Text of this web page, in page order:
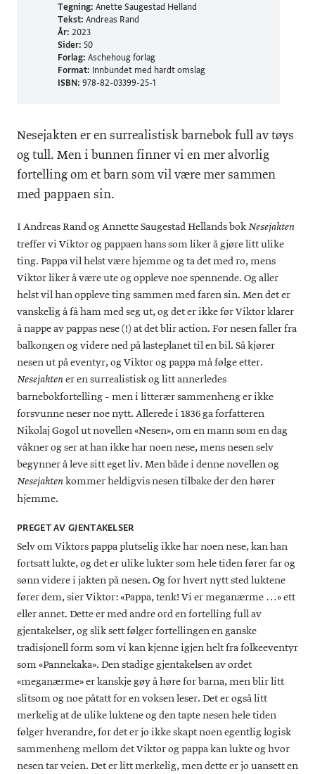
Tegning: Anette Saugestad Helland
Tekst: Andreas Rand
År: 2023
Sider: 50
Forlag: Aschehoug forlag
Format: Innbundet med hardt omslag
ISBN: 978-82-03399-25-1
Nesejakten er en surrealistisk barnebok full av tøys
og tull. Men i bunnen finner vi en mer alvorlig
fortelling om et barn som vil være mer sammen
med pappaen sin.
I Andreas Rand og Annette Saugestad Hellands bokNesejakten
treffer vi Viktor og pappaen hans som liker å gjøre litt ulike
ting. Pappa vil helst være hjemme og ta det med ro, mens
Viktor liker å være ute og oppleve noe spennende. Og aller
helst vil han oppleve ting sammen med faren sin. Men det er
vanskelig å få ham med seg ut, og det er ikke før Viktor klarer
å nappe av pappas nese (!) at det blir action. For nesen faller fra
balkongen og videre ned på lasteplanet til en bil. Så kjører
nesen ut på eventyr, og Viktor og pappa må følge etter.
Nesejaktener en surrealistisk og litt annerledes
barnebokfortelling – men i litterær sammenheng er ikke
forsvunne neser noe nytt. Allerede i 1836 ga forfatteren
Nikolaj Gogol ut novellen «Nesen», om en mann som en dag
våkner og ser at han ikke har noen nese, mens nesen selv
begynner å leve sitt eget liv. Men både i denne novellen og
Nesejaktenkommer heldigvis nesen tilbake der den hører
hjemme.
PREGET AV GJENTAKELSER
Selv om Viktors pappa plutselig ikke har noen nese, kan han
fortsatt lukte, og det er ulike lukter som hele tiden fører far og
sønn videre i jakten på nesen. Og for hvert nytt sted luktene
fører dem, sier Viktor: «Pappa, tenk! Vi er meganærme …» ett
eller annet. Dette er med andre ord en fortelling full av
gjentakelser, og slik sett følger fortellingen en ganske
tradisjonell form som vi kan kjenne igjen helt fra folkeeventyr
som «Pannekaka». Den stadige gjentakelsen av ordet
«meganærme» er kanskje gøy å høre for barna, men blir litt
slitsom og noe påtatt for en voksen leser. Det er også litt
merkelig at de ulike luktene og den tapte nesen hele tiden
følger hverandre, for det er jo ikke skapt noen egentlig logisk
sammenheng mellom det Viktor og pappa kan lukte og hvor
nesen tar veien. Det er litt merkelig, men dette er jo uansett en